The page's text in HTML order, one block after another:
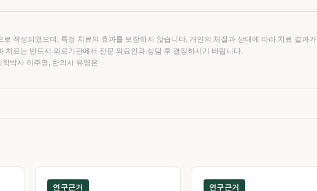
로 작성되었으며, 특정 치료의 효과를 보장하지 않습니다. 개인의 체질과 상태에 따라 치료 결과가
치료는 반드시 의료기관에서 전문 의료인과 상담 후 결정하시기 바랍니다.
박사 이주영, 한의사 유영은
연구근거 연구근거